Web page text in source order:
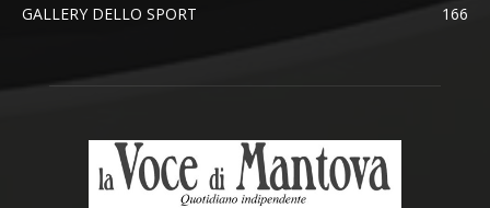
GALLERY DELLO SPORT
166